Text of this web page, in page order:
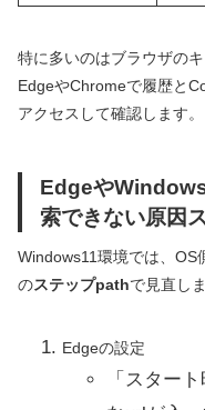
特に多いのはブラウザの
EdgeやChromeで履歴と
アクセスして確認します。
Edgeや
索できない原因
Windows11環境では、OS
のステップpathで見直しま
Edgeの設定
「スター